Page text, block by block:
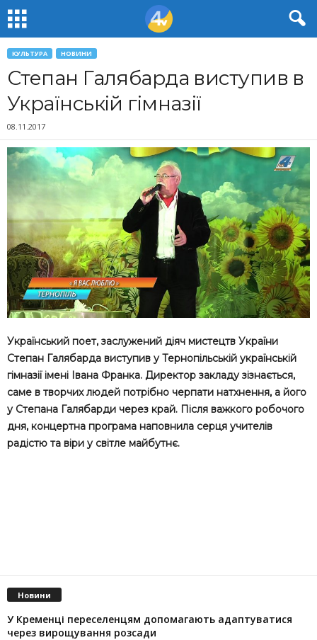
КУЛЬТУРА НОВИНИ
Степан Галябарда виступив в
Українській гімназії
08.11.2017
Український поет, заслужений діяч мистецтв України
Степан Галябарда виступив у Тернопільській українській
гімназії імені Івана Франка. Директор закладу зізнається,
саме в творчих людей потрібно черпати натхнення, а його
у Степана Галябарди через край. Після важкого робочого
дня, концертна програма наповнила серця учителів
радістю та віри у світле майбутнє.
Новини
У Кременці переселенцям допомагають адаптуватися
через вирощування розсади